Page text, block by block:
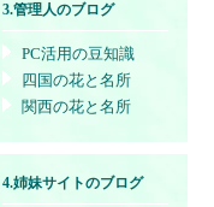
3.管理人のブログ
PC活用の豆知識
四国の花と名所
関西の花と名所
4.姉妹サイトのブログ